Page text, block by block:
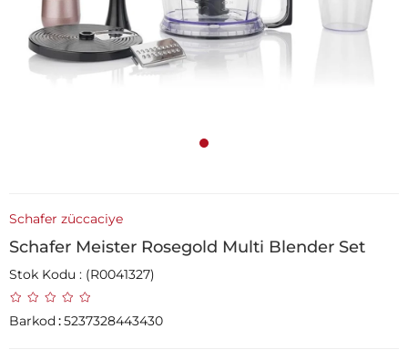
Schafer züccaciye
Schafer Meister Rosegold Multi Blender Set
Stok Kodu (R0041327)
Barkod:5237328443430